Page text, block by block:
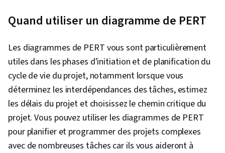
Quand utiliser un diagramme de PERT
Les diagrammes de PERT vous sont particulièrement
utiles dans les phases d'initiation et de planification du
cycle de vie du projet, notamment lorsque vous
déterminez les interdépendances des tâches, estimez
les délais du projet et choisissez le chemin critique du
projet. Vous pouvez utiliser les diagrammes de PERT
pour planifier et programmer des projets complexes
avec de nombreuses tâches car ils vous aideront à